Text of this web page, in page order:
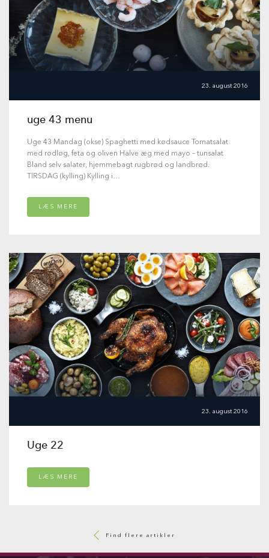
23. august 2016
uge 43 menu
Uge 43 Mandag (okse) Spaghetti med kødsauce Tomatsalat
med rødløg, feta og oliven Halve æg med mayo – tunsalat
Bland selv salater, hjemmebagt rugbrød og landbrød.
TIRSDAG (kylling) Kylling i…
LÆS MERE
23. august 2016
Uge 22
LÆS MERE
Find flere artikler